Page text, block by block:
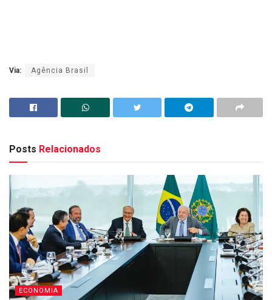
Via: Agência Brasil
Posts Relacionados
ECONOMIA